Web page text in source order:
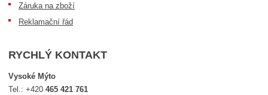
Záruka na zboží
Reklamační řád
RYCHLÝ KONTAKT
Vysoké Mýto
Tel.:+420465 421 761